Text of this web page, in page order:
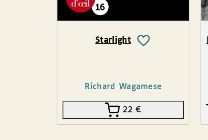
Starlight
Richard Wagamese
22€